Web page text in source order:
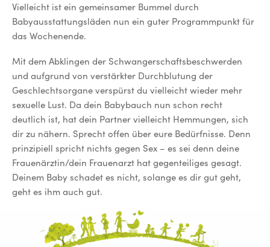
Vielleicht ist ein gemeinsamer Bummel durch
Babyausstattungsläden nun ein guter Programmpunkt für
das Wochenende.
Mit dem Abklingen der Schwangerschaftsbeschwerden
und aufgrund von verstärkter Durchblutung der
Geschlechtsorgane verspürst du vielleicht wieder mehr
sexuelle Lust. Da dein Babybauch nun schon recht
deutlich ist, hat dein Partner vielleicht Hemmungen, sich
dir zu nähern. Sprecht offen über eure Bedürfnisse. Denn
prinzipiell spricht nichts gegen Sex – es sei denn deine
Frauenärztin/dein Frauenarzt hat gegenteiliges gesagt.
Deinem Baby schadet es nicht, solange es dir gut geht,
geht es ihm auch gut.